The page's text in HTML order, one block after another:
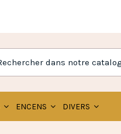
ENCENS DIVERS